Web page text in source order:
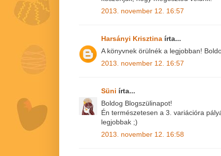
2013. november 12. 16:57
Harsányi Krisztina írta...
A könyvnek örülnék a legjobban!
2013. november 12. 16:57
Süni írta...
Boldog Blogszülinapot!
Én természetesen a 3. variációra
legjobbak ;)
2013. november 12. 16:58